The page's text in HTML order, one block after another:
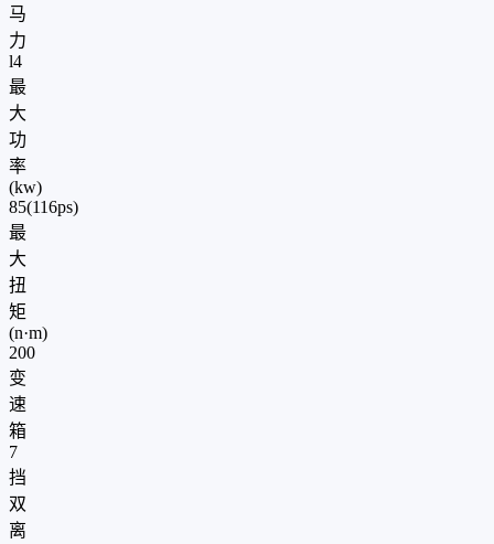
马
力
l4
最
大
功
率
(kw)
85(116ps)
最
大
扭
矩
(n·m)
200
变
速
箱
7
挡
双
离